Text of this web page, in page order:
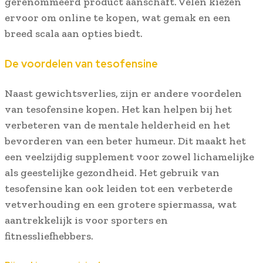
ervoor om online te kopen, wat gemak en een
breed scala aan opties biedt.
De voordelen van tesofensine
Naast gewichtsverlies, zijn er andere voordelen
van tesofensine kopen. Het kan helpen bij het
verbeteren van de mentale helderheid en het
bevorderen van een beter humeur. Dit maakt het
een veelzijdig supplement voor zowel lichamelijke
als geestelijke gezondheid. Het gebruik van
tesofensine kan ook leiden tot een verbeterde
vetverhouding en een grotere spiermassa, wat
aantrekkelijk is voor sporters en
fitnessliefhebbers.